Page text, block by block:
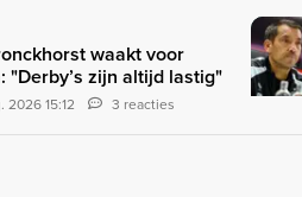
waakt voor
"Derby’s zijn altijd lastig"
2026 15:12 3 reacties